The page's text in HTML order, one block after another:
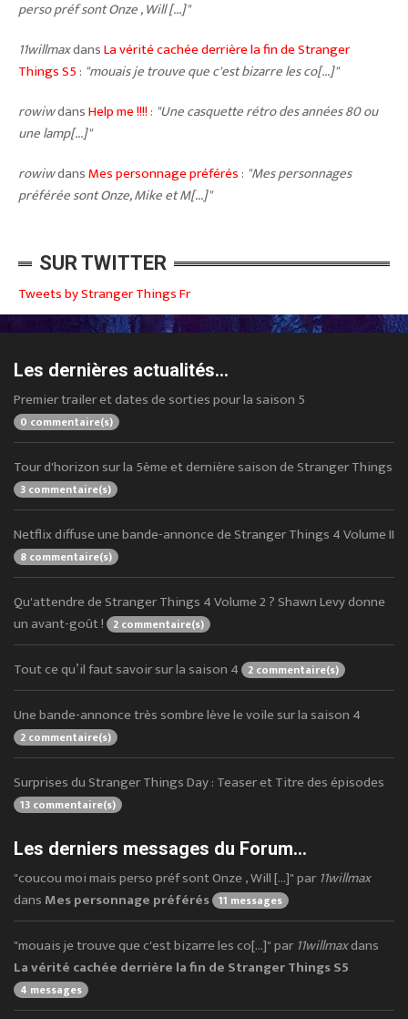
perso préf sont Onze , Will [...]"
11willmaxdansLa vérité cachée derrière la fin de Stranger
Things S5 : "mouais je trouve que c'est bizarre les co[...]"
rowiwdansHelp me !!!!: "Une casquette rétro des années 80 ou
une lamp[...]"
rowiwdansMes personnage préférés : "Mes personnages
préférée sont Onze, Mike et M[...]"
SUR TWITTER
Tweets by Stranger Things Fr
Les dernières actualités...
Premier trailer et dates de sorties pour la saison 5
0 commentaire(s)
Tour d'horizon sur la 5ème et dernière saison de Stranger Things
3 commentaire(s)
Netflix diffuse une bande-annonce de Stranger Things 4 Volume II
8 commentaire(s)
Qu'attendre de Stranger Things 4 Volume 2 ? Shawn Levy donne
un avant-goût ! 2 commentaire(s)
Tout ce qu’il faut savoir sur la saison 4 2 commentaire(s)
Une bande-annonce très sombre lève le voile sur la saison 4
2 commentaire(s)
Surprises du Stranger Things Day : Teaser et Titre des épisodes
13 commentaire(s)
Les derniers messages du Forum...
"coucou moi mais perso préf sont Onze , Will [...]" par 11willmax
dans Mes personnage préférés 11 messages
"mouais je trouve que c'est bizarre les co[...]" par 11willmaxdans
La vérité cachée derrière la fin de Stranger Things S5
4 messages